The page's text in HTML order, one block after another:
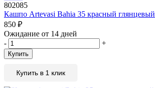
802085
Кашпо Artevasi Bahia 35 красный глянцевый
850 ₽
Ожидание от 14 дней
-
+
Купить
Купить в 1 клик